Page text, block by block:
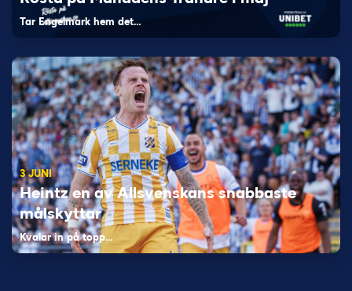
Tar Engelmark hem det…
3 JUNI
Heintz en av Allsvenskans snabbaste
målskyttar
Kvalar in på topp…